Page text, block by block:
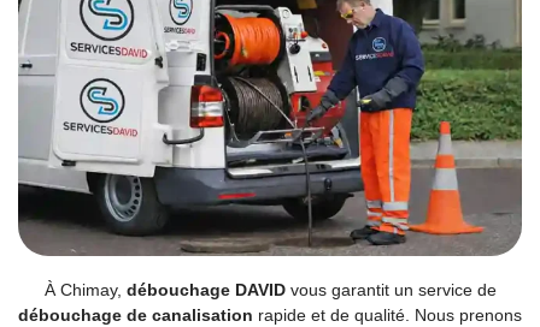
À Chimay, débouchage DAVIDvous garantit un service de
débouchage de canalisation rapide et de qualité. Nous prenons